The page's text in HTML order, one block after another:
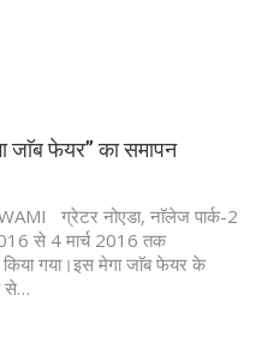
जाॅब फेयर’’ का समापन
ग्रेटर नोएडा, नाॅलेज पार्क-2
से 4 मार्च 2016 तक
किया गया।इस मेगा जाॅब फेयर के
से…